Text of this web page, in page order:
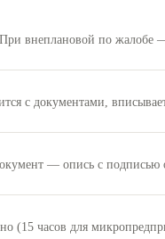
внеплановой по
с документами,
— опись с
(15 часов для